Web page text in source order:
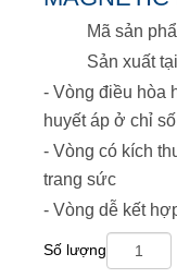
Mã sản
Sản xuất
- Vòng điều hòa
huyết áp ở chỉ
- Vòng có kích
trang sức
- Vòng dễ kết
Số lượng